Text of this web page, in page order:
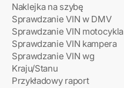
Naklejka na szybę
Sprawdzanie VIN w DMV
Sprawdzanie VIN motocykla
Sprawdzanie VIN kampera
Sprawdzanie VIN wg
Kraju/Stanu
Przykładowy raport